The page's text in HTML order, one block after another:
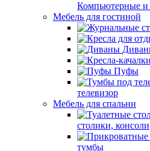
Компьютерные и
Мебель для гостиной
Пуфы
телевизор
Мебель для спальни
столики, консоли
тумбы